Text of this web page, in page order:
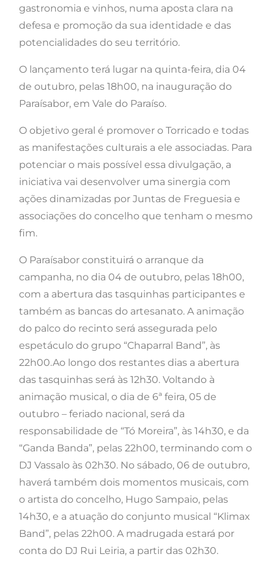
gastronomia e vinhos, numa aposta clara na
defesa e promoção da sua identidade e das
potencialidades do seu território.
O lançamento terá lugar na quinta-feira, dia 04
de outubro, pelas 18h00, na inauguração do
Paraísabor, em Vale do Paraíso.
O objetivo geral é promover o Torricado e todas
as manifestações culturais a ele associadas. Para
potenciar o mais possível essa divulgação, a
iniciativa vai desenvolver uma sinergia com
ações dinamizadas por Juntas de Freguesia e
associações do concelho que tenham o mesmo
fim.
O Paraísabor constituirá o arranque da
campanha, no dia 04 de outubro, pelas 18h00,
com a abertura das tasquinhas participantes e
também as bancas do artesanato. A animação
do palco do recinto será assegurada pelo
espetáculo do grupo “Chaparral Band”, às
22h00.Ao longo dos restantes dias a abertura
das tasquinhas será às 12h30. Voltando à
animação musical, o dia de 6ª feira, 05 de
outubro – feriado nacional, será da
responsabilidade de “Tó Moreira”, às 14h30, e da
“Ganda Banda”, pelas 22h00, terminando com o
DJ Vassalo às 02h30. No sábado, 06 de outubro,
haverá também dois momentos musicais, com
o artista do concelho, Hugo Sampaio, pelas
14h30, e a atuação do conjunto musical “Klimax
Band”, pelas 22h00. A madrugada estará por
conta do DJ Rui Leiria, a partir das 02h30.